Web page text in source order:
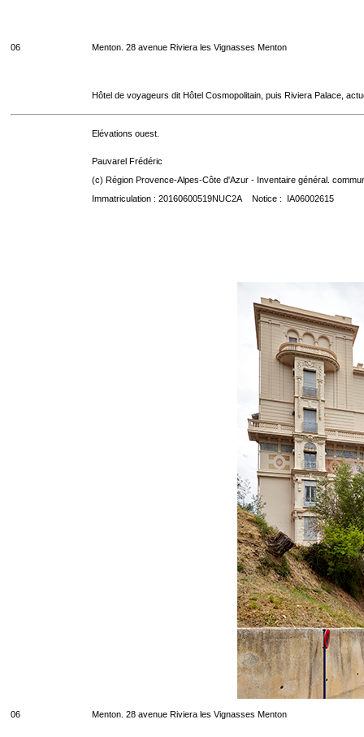
06 Menton. 28 avenue Riviera les Vignasses Menton
Hôtel de voyageurs dit Hôtel Cosmopolitain, puis Riviera Palace,
Elévations ouest.
Pauvarel Frédéric
(c) Région Provence-Alpes-Côte d'Azur - Inventaire général.
Immatriculation : 20160600519NUC2A Notice : IA06002615
06 Menton. 28 avenue Riviera les Vignasses Menton